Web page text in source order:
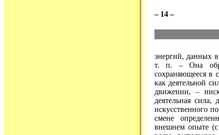
– 14 –
энергий, данных
т. п. – Она
сохраняющееся в
как деятельной
движении, –
деятельная
искусственного
смене
внешнем опыте